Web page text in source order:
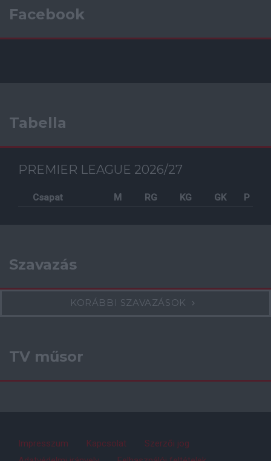
Facebook
Tabella
PREMIER LEAGUE 2026/27
Csapat M RG KG GK P
Szavazás
KORÁBBI SZAVAZÁSOK
TV műsor
Impresszum Kapcsolat
Szerzői jog